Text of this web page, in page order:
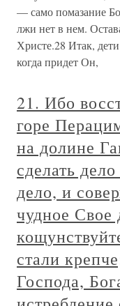
— само помазание
лжи нет в нем.
Христе.28 Итак,
когда придет Он,
21. Ибо
горе
на долине
сделать
дело, и
чудное Свое
стали
Господа,